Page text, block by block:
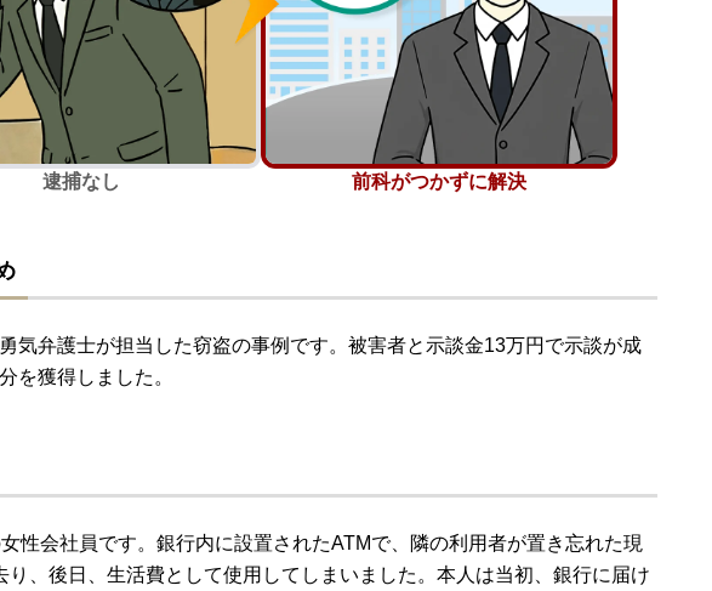
逮捕なし 前科がつかずに解決
気弁護士が担当した窃盗の事例です。被害者と示談金13万円で示談が成
を獲得しました。
性会社員です。銀行内に設置されたATMで、隣の利用者が置き忘れた現
り、後日、生活費として使用してしまいました。本人は当初、銀行に届け